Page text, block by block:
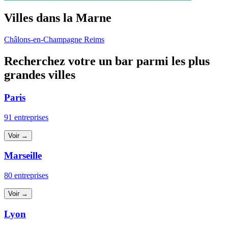
Villes dans la Marne
Châlons-en-Champagne Reims
Recherchez votre un bar parmi les plus
grandes villes
Paris
91 entreprises
Voir →
Marseille
80 entreprises
Voir →
Lyon